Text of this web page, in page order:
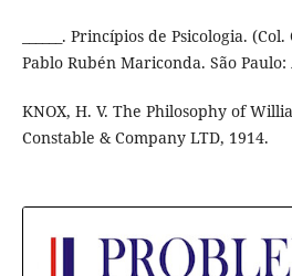
______. Princípios de Psicologia.
Pablo Rubén Mariconda. São
KNOX, H. V. The Philosophy of
Constable & Company LTD, 1914.